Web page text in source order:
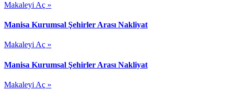
Makaleyi Aç »
Manisa Kurumsal Şehirler Arası Nakliyat
Makaleyi Aç »
Manisa Kurumsal Şehirler Arası Nakliyat
Makaleyi Aç »